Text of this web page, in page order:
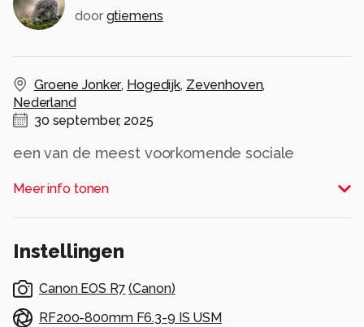
door gtiemens
Groene Jonker, Hogedijk, Zevenhoven,
Nederland
30 september, 2025
een van de meest voorkomende sociale
Meer info tonen
Instellingen
Canon EOS R7 (Canon)
RF200-800mm F6.3-9 IS USM